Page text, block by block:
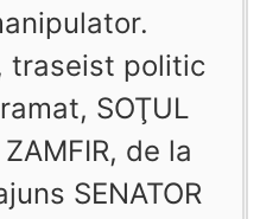
traseist politic
SOŢUL
ZAMFIR, de la
SENATOR